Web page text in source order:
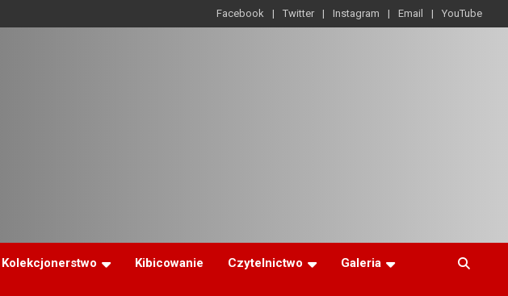
Facebook Twitter Instagram Email YouTube
Kolekcjonerstwo Kibicowanie Czytelnictwo Galeria